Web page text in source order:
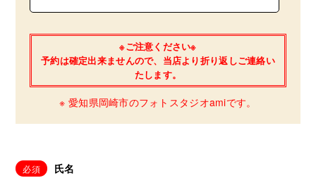
※ご注意ください※
予約は確定出来ませんので、当店より折り返しご連絡い
たします。
※ 愛知県岡崎市のフォトスタジオamiです。
氏名